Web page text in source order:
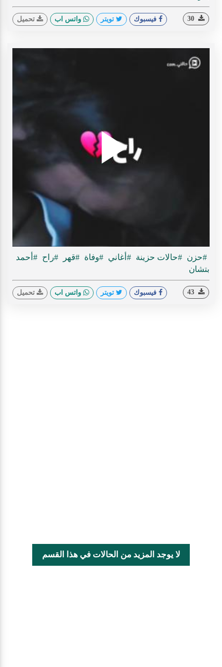
فيسبوك تويتر واتس اب تحميل
Play
#حزن #حالات حزينة #أغاني #وفاة #قهر #راح #أحمد
بتشان
فيسبوك تويتر واتس اب تحميل
لا يوجد المزيد من الحالات في هذا القسم